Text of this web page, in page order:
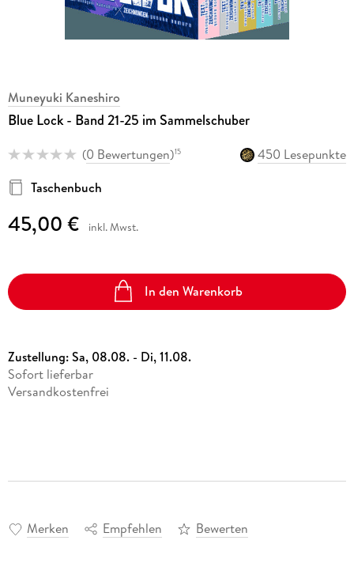
Muneyuki Kaneshiro
Blue Lock - Band 21-25 im Sammelschuber
(0 Bewertungen)15
450 Lesepunkte
Taschenbuch
45,00 € inkl. Mwst.
In den Warenkorb
Zustellung:Sa, 08.08. - Di, 11.08.
Sofort lieferbar
Versandkostenfrei
Merken Empfehlen Bewerten